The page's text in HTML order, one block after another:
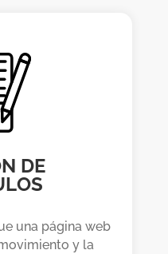
DE
una página web
y la